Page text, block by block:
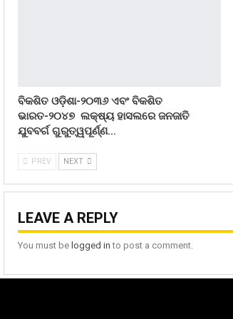
ବିକଶିତ ଓଡ଼ିଶା-୨୦୩୬ ଏବଂ ବିକଶିତ
ଭାରତ-୨୦୪୭ ଲକ୍ଷ୍ୟ ହାସଲରେ ଜନଜାତି
ଯୁବବର୍ଗ ଗୁରୁତ୍ୱପୂର୍ଣ୍ଣ…
PREV NEXT
LEAVE A REPLY
You must be logged in to post a comment.